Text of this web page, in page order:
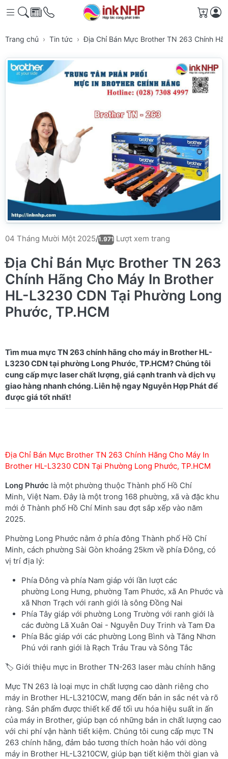
Giỏ
Trang chủ Tin tức Địa Chỉ Bán Mực Brother TN 263 Chính
04 Tháng Mười Một 2025/1.971 Lượt xem trang
Địa Chỉ Bán Mực Brother TN 263
Chính Hãng Cho Máy In Brother
HL-L3230 CDN Tại Phường Long
Phước, TP.HCM
Tìm mua mực TN 263 chính hãng cho máy in Brother HL-
L3230 CDN tại phường Long Phước, TP.HCM? Chúng tôi
cung cấp mực laser chất lượng, giá cạnh tranh và dịch vụ
giao hàng nhanh chóng. Liên hệ ngay Nguyễn Hợp Phát để
Địa Chỉ Bán Mực Brother TN 263 Chính Hãng Cho Máy In
Brother HL-L3230 CDN Tại Phường Long Phước, TP.HCM
Long Phước là một phường thuộc Thành phố Hồ Chí
Minh, Việt Nam. Đây là một trong 168 phường, xã và đặc khu
mới ở Thành phố Hồ Chí Minh sau đợt sắp xếp vào năm
2025.
Phường Long Phước nằm ở phía đông Thành phố Hồ Chí
Minh, cách phường Sài Gòn khoảng 25km về phía Đông, có
vị trí địa lý:
Phía Đông và phía Nam giáp với lần lượt các
phường Long Hưng, phường Tam Phước, xã An Phước và
xã Nhơn Trạch với ranh giới là sông Đồng Nai
Phía Tây giáp với phường Long Trường với ranh giới là
các đường Lã Xuân Oai - Nguyễn Duy Trinh và Tam Đa
Phía Bắc giáp với các phường Long Bình và Tăng Nhơn
Phú với ranh giới là Rạch Trảu Trau và Sông Tắc
🏷️ Giới thiệu mực in Brother TN-263 laser màu chính hãng
Mực TN 263 là loại mực in chất lượng cao dành riêng cho
máy in Brother HL-L3210CW, mang đến bản in sắc nét và rõ
ràng. Sản phẩm được thiết kế để tối ưu hóa hiệu suất in ấn
của máy in Brother, giúp bạn có những bản in chất lượng cao
với chi phí vận hành tiết kiệm. Chúng tôi cung cấp mực TN
263 chính hãng, đảm bảo tương thích hoàn hảo với dòng
máy in Brother HL-L3210CW, giúp bạn tiết kiệm thời gian và